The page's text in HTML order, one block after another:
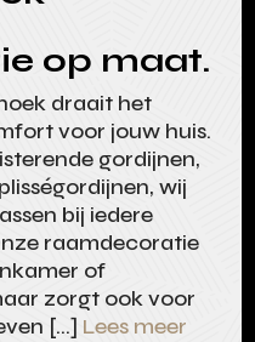
op maat.
draait het
voor jouw huis.
gordijnen,
wij
bij iedere
raamdecoratie
of
zorgt ook voor
[…] Lees meer